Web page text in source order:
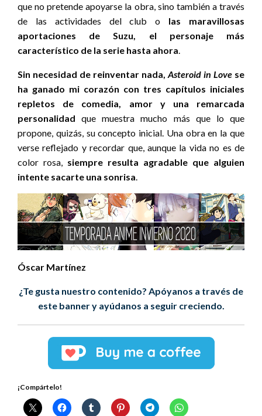
que no pretende apoyarse la obra, sino también a través
de las actividades del club o las maravillosas
aportaciones de Suzu, el personaje más
característico de la serie hasta ahora.
Sin necesidad de reinventar nada, Asteroid in Love se
ha ganado mi corazón con tres capítulos iniciales
repletos de comedia, amor y una remarcada
personalidad que muestra mucho más que lo que
propone, quizás, su concepto inicial. Una obra en la que
verse reflejado y recordar que, aunque la vida no es de
color rosa, siempre resulta agradable que alguien
intente sacarte una sonrisa.
Óscar Martínez
¿Te gusta nuestro contenido? Apóyanos a través de
este banner y ayúdanos a seguir creciendo.
¡Compártelo!